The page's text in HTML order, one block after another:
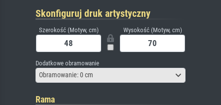
Skonfiguruj druk artystyczny
Szerokość (Motyw, cm) Wysokość (Motyw, cm)
Dodatkowe obramowanie
Obramowanie: 0 cm
Rama